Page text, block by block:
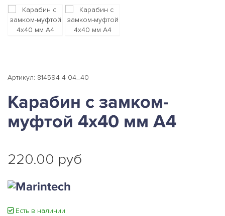
Артикул: 814594 4 04_40
Карабин с замком-
муфтой 4х40 мм А4
220.00 руб
Есть в наличии